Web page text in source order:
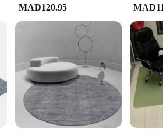
MAD120.95